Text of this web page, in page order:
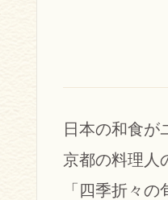
日本の和食が
京都の料理人
「四季折々